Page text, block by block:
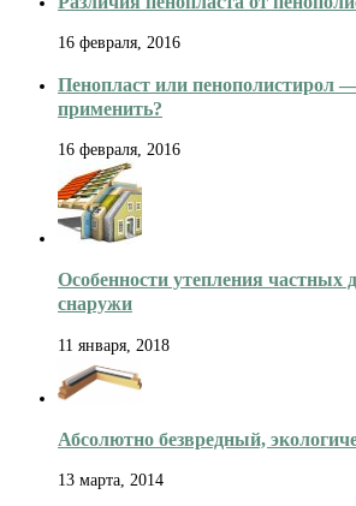
16 февраля, 2016
Пенопласт или пенополистирол
применить?
16 февраля, 2016
Особенности утепления частных
снаружи
11 января, 2018
Абсолютно безвредный,
13 марта, 2014